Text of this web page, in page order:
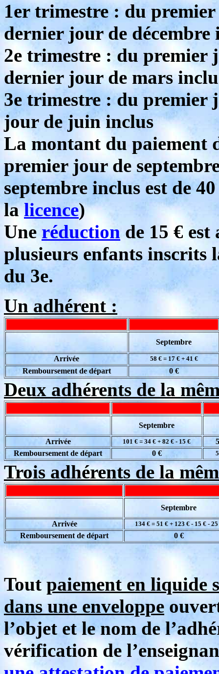
1er trimestre : du
dernier jour de décembre
2e trimestre : du premier
dernier jour de mars
3e trimestre : du
jour de juin inclus
La montant du paiement
premier jour de
septembre inclus est de
lalicence)
Une réduction de 15 €
plusieurs enfants inscrits
du 3e.
Un adhérent :
Septembre
Arrivée
58 € = 17 € + 41 €
Remboursement de départ 0 €
Deux adhérents de la
Septembre
Arrivée
101 € = 34 € + 82 € - 15 €
Remboursement de départ
0 €
Trois adhérents de la
Septembre
Arrivée
134 € = 51 € + 123 € - 15 € - 25
Remboursement de départ 0 €
Toutpaiement en liquide
dans une enveloppe
l’objet et le nom de
vérification de